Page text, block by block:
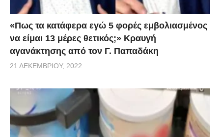
«Πως τα κατάφερα εγώ 5 φορές εμβoλιασμένος
να είμαι 13 μέρες θετικός;» Κραυγή
αγανάκτησης από τον Γ. Παπαδάκη
21 ΔΕΚΕΜΒΡΊΟΥ, 2022